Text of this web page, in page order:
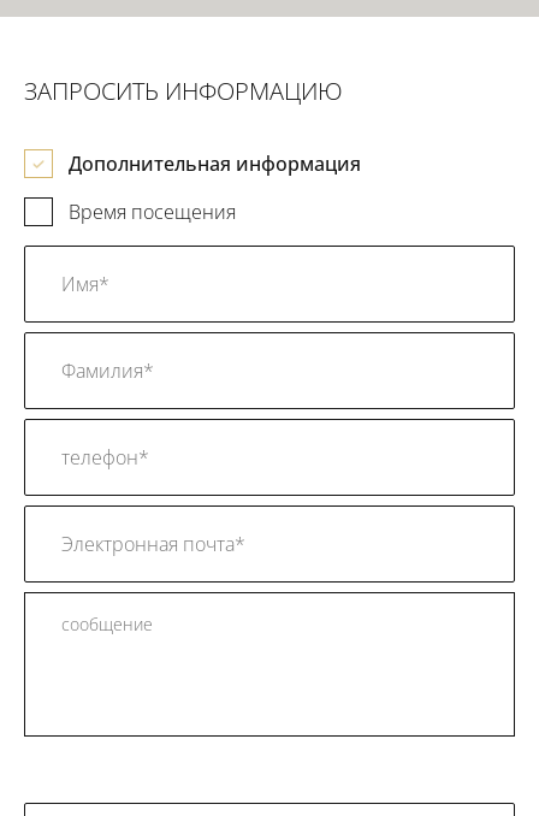
ЗАПРОСИТЬ ИНФОРМАЦИЮ
Дополнительная информация
Время посещения